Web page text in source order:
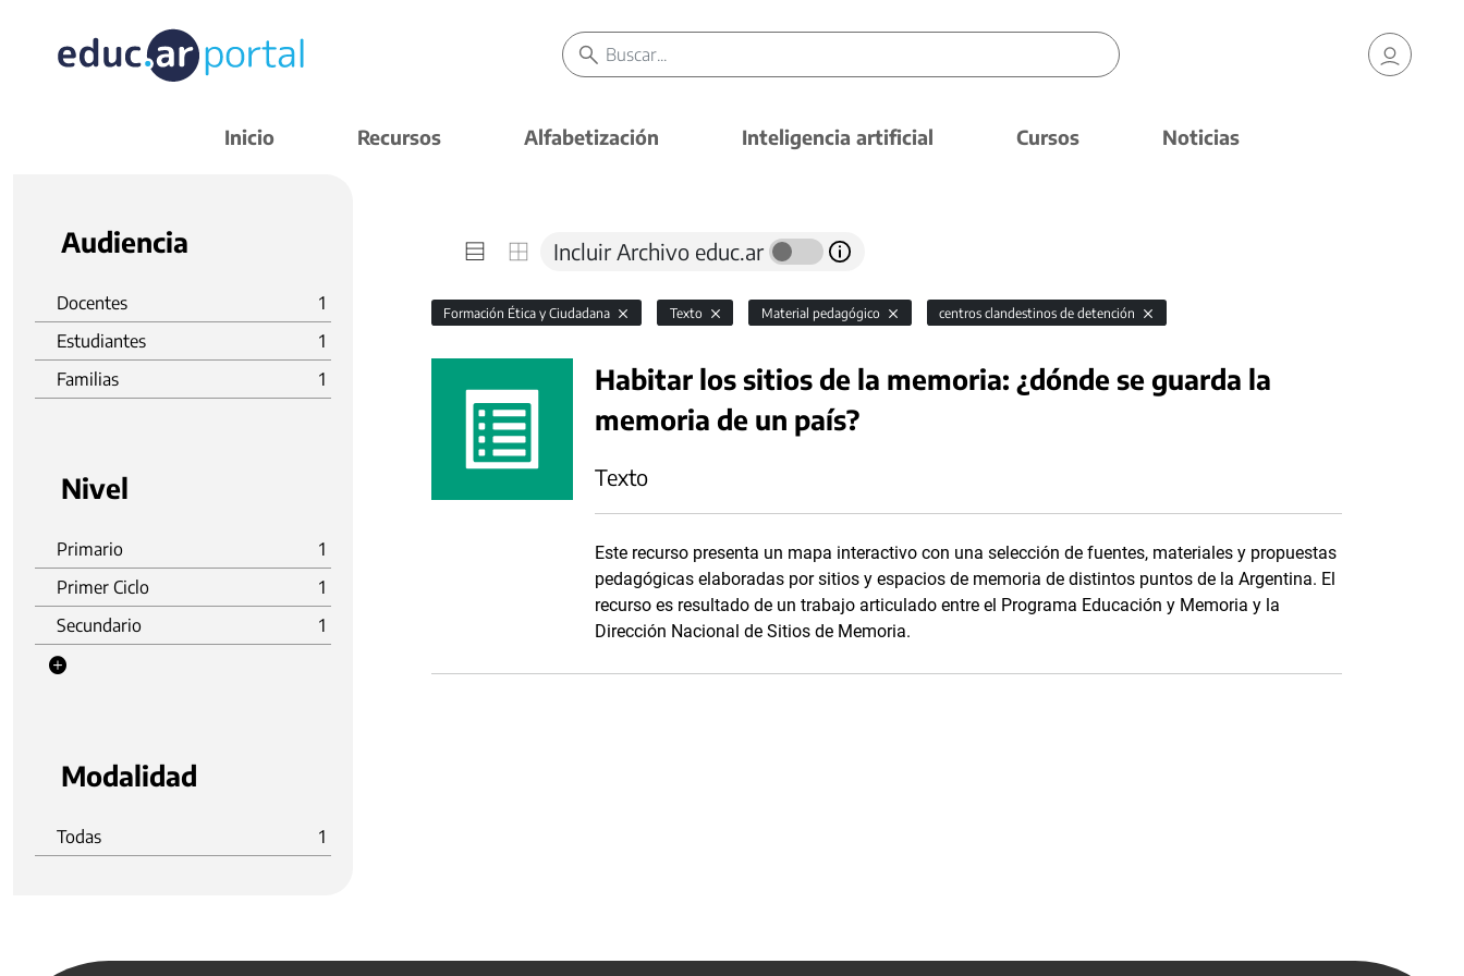
Inicio Recursos Alfabetización Inteligencia artificial Cursos Noticias
Audiencia
Docentes
1
Estudiantes
1
Familias
1
Nivel
Primario
1
Primer Ciclo
1
Secundario
1
Modalidad
Todas 1
Incluir Archivo educ.ar
Formación Ética y Ciudadana Texto Material pedagógico centros clandestinos de detención
Habitar los sitios de la memoria: ¿dónde se guarda la
memoria de un país?
Texto
Este recurso presenta un mapa interactivo con una selección de fuentes, materiales y propuestas
pedagógicas elaboradas por sitios y espacios de memoria de distintos puntos de la Argentina. El
recurso es resultado de un trabajo articulado entre el Programa Educación y Memoria y la
Dirección Nacional de Sitios de Memoria.